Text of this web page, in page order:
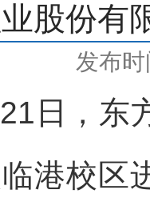
股份有
发布时
日，东
港校区